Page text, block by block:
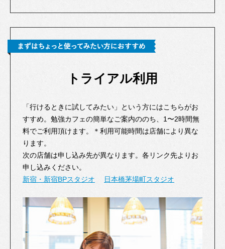
トライアル利用
「行けるときに試してみたい」という方にはこちらがお
すすめ。勉強カフェの簡単なご案内ののち、1〜2時間無
料でご利用頂けます。＊利用可能時間は店舗により異な
ります。
次の店舗は申し込み先が異なります。各リンク先よりお
申し込みください。
新宿・新宿BPスタジオ
日本橋茅場町スタジオ